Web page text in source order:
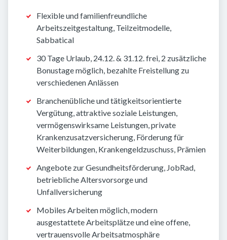
Flexible und familienfreundliche
Arbeitszeitgestaltung, Teilzeitmodelle,
Sabbatical
30 Tage Urlaub, 24.12. & 31.12. frei, 2 zusätzliche
Bonustage möglich, bezahlte Freistellung zu
verschiedenen Anlässen
Branchenübliche und tätigkeitsorientierte
Vergütung, attraktive soziale Leistungen,
vermögenswirksame Leistungen, private
Krankenzusatzversicherung, Förderung für
Weiterbildungen, Krankengeldzuschuss, Prämien
Angebote zur Gesundheitsförderung, JobRad,
betriebliche Altersvorsorge und
Unfallversicherung
Mobiles Arbeiten möglich, modern
ausgestattete Arbeitsplätze und eine offene,
vertrauensvolle Arbeitsatmosphäre